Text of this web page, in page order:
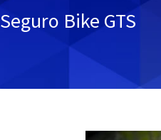
Seguro Bike GTS